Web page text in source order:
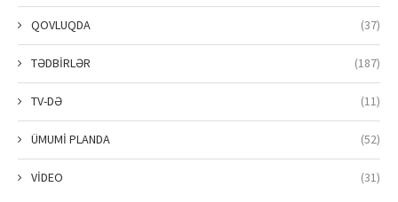
QOVLUQDA (37)
TƏDBİRLƏR (187)
TV-DƏ (11)
ÜMUMİ PLANDA (52)
VİDEO (31)